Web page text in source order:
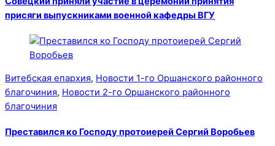
присяги выпускниками военной кафедры ВГУ
Витебская епархия, Новости 1-го Оршанского районного
благочиния, Новости 2-го Оршанского районного
благочиния
Преставился ко Господу протоиерей Сергий Воробьев